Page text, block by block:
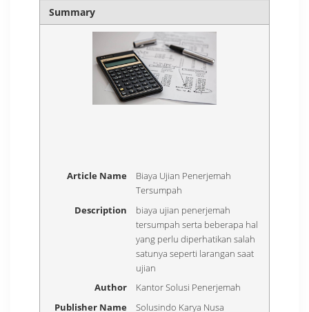
Summary
Article Name
Biaya Ujian Penerjemah
Tersumpah
Description
biaya ujian penerjemah
tersumpah serta beberapa hal
yang perlu diperhatikan salah
satunya seperti larangan saat
ujian
Author
Kantor Solusi Penerjemah
Publisher Name
Solusindo Karya Nusa